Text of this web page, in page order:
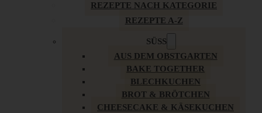
REZEPTE NACH KATEGORIE
REZEPTE A-Z
SÜSS
AUS DEM OBSTGARTEN
BAKE TOGETHER
BLECHKUCHEN
BROT & BRÖTCHEN
CHEESECAKE & KÄSEKUCHEN